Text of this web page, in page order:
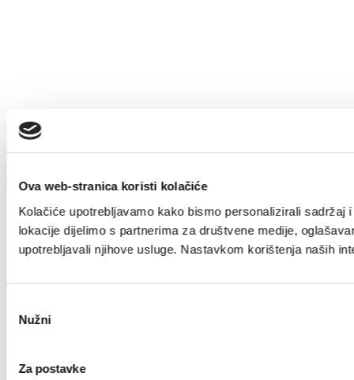
Ova web-stranica koristi kolačiće
Kolačiće upotrebljavamo kako bismo personalizirali
lokacije dijelimo s partnerima za društvene medije,
upotrebljavali njihove usluge. Nastavkom korištenja naših
pristanka
Nužni
Za postavke